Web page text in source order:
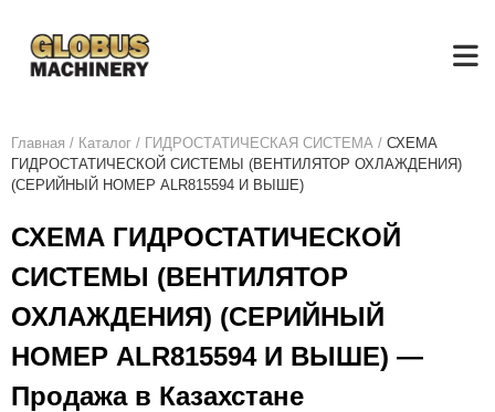
Главная / Каталог / ГИДРОСТАТИЧЕСКАЯ СИСТЕМА / СХЕМА
ГИДРОСТАТИЧЕСКОЙ СИСТЕМЫ (ВЕНТИЛЯТОР ОХЛАЖДЕНИЯ)
(СЕРИЙНЫЙ НОМЕР ALR815594 И ВЫШЕ)
СХЕМА ГИДРОСТАТИЧЕСКОЙ
СИСТЕМЫ (ВЕНТИЛЯТОР
ОХЛАЖДЕНИЯ) (СЕРИЙНЫЙ
НОМЕР ALR815594 И ВЫШЕ) —
Продажа в Казахстане